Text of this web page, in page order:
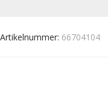
Artikelnummer: 66704104